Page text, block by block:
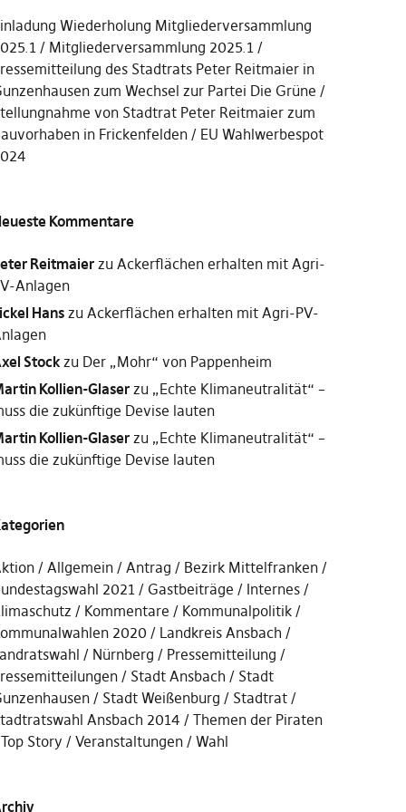
Wiederholung Mitgliederversammlung
Mitgliederversammlung 2025.1
des Stadtrats Peter Reitmaier in
zum Wechsel zur Partei Die Grüne
von Stadtrat Peter Reitmaier zum
in Frickenfelden
EU Wahlwerbespot
Kommentare
Reitmaierzu Ackerflächen erhalten mit Agri-
Anlagen
Hanszu Ackerflächen erhalten mit Agri-PV-
Stockzu Der „Mohr“ von Pappenheim
Kollien-Glaserzu „Echte Klimaneutralität“ –
die zukünftige Devise lauten
Kollien-Glaserzu „Echte Klimaneutralität“ –
die zukünftige Devise lauten
Allgemein Antrag
Bezirk Mittelfranken
2021
Gastbeiträge
Internes
Kommentare
Kommunalpolitik
2020
Landkreis Ansbach
Nürnberg
Pressemitteilung
Stadt Ansbach
Stadt
Stadt Weißenburg
Stadtrat
Ansbach 2014
Themen der Piraten
Top Story
Veranstaltungen Wahl